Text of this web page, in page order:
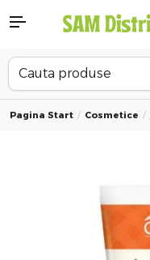
Pagina Start Cosmetice